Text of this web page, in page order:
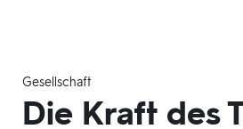
Gesellschaft
Die Kraft des